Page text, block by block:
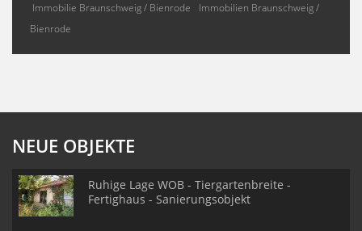
Immobilie Braunschweig / Bienrode
Immobilien Braunschweig /
Bienrode
NEUE OBJEKTE
Ruhige Lage WOB - Tiergartenbreite -
Fertighaus - Sanierungsobjekt